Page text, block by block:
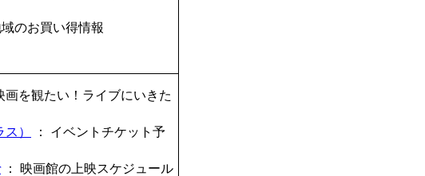
のお買い得情報
画を観たい！ライブにいきた
） ： イベントチケット予
： 映画館の上映スケジュール